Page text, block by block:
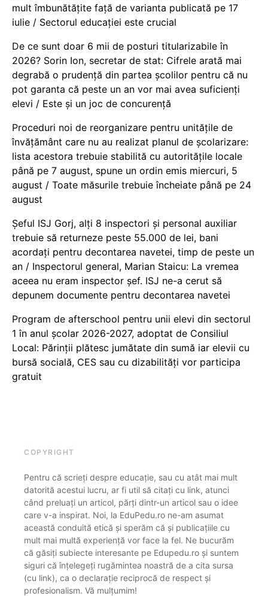
mult îmbunătățite față de varianta publicată pe 17
iulie / Sectorul educației este crucial
De ce sunt doar 6 mii de posturi titularizabile în
2026? Sorin Ion, secretar de stat: Cifrele arată mai
degrabă o prudență din partea școlilor pentru că nu
pot garanta că peste un an vor mai avea suficienți
elevi / Este și un joc de concurență
Proceduri noi de reorganizare pentru unitățile de
învățământ care nu au realizat planul de școlarizare:
lista acestora trebuie stabilită cu autoritățile locale
până pe 7 august, spune un ordin emis miercuri, 5
august / Toate măsurile trebuie încheiate până pe 24
august
Șeful ISJ Gorj, alți 8 inspectori și personal auxiliar
trebuie să returneze peste 55.000 de lei, bani
acordați pentru decontarea navetei, timp de peste un
an / Inspectorul general, Marian Staicu: La vremea
aceea nu eram inspector șef. ISJ ne-a cerut să
depunem documente pentru decontarea navetei
Program de afterschool pentru unii elevi din sectorul
1 în anul școlar 2026-2027, adoptat de Consiliul
Local: Părinții plătesc jumătate din sumă iar elevii cu
bursă socială, CES sau cu dizabilităţi vor participa
gratuit
COPYRIGHT
Pentru că scrieți despre educație, sau cu atât mai mult
datorită acestui lucru, ar fi util să citați cu link, atunci
când preluați un articol, părți dintr-un articol sau o idee
care v-a inspirat. Noi, la EduPedu.ro ne-am asumat
această conduită etică și sperăm că și publicațiile cu
mult mai multă experiență vor face la fel. Ne bucurăm
că găsiți subiecte interesante pe Edupedu.ro și suntem
siguri că înțelegeți rugămintea noastră de a cita sursa
(cu link), ca o declarație reciprocă de respect și
profesionalism. Vă mulțumim!